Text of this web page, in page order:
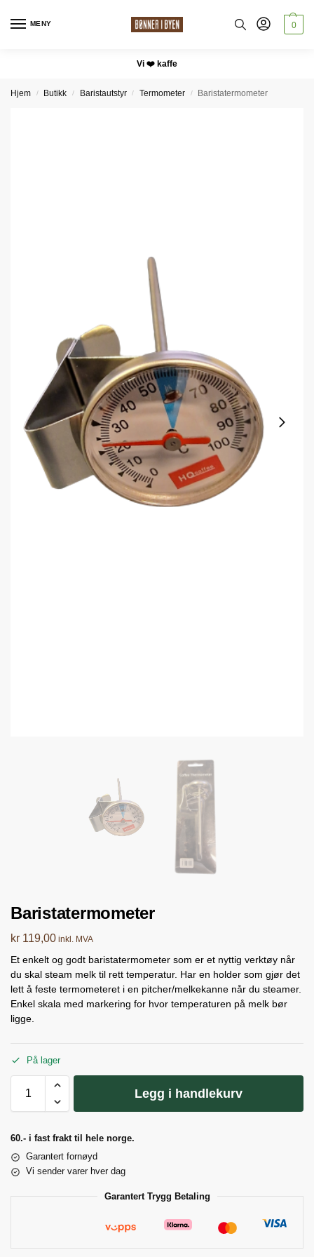
MENY 0
Vi ❤️ kaffe
Hjem / Butikk / Baristautstyr / Termometer / Baristatermometer
Baristatermometer
kr 119,00 inkl. MVA
Et enkelt og godt baristatermometer som er et nyttig verktøy når
du skal steam melk til rett temperatur. Har en holder som gjør det
lett å feste termometeret i en pitcher/melkekanne når du steamer.
Enkel skala med markering for hvor temperaturen på melk bør
ligge.
På lager
Legg i handlekurv
60.- i fast frakt til hele norge.
Garantert fornøyd
Vi sender varer hver dag
Garantert Trygg Betaling